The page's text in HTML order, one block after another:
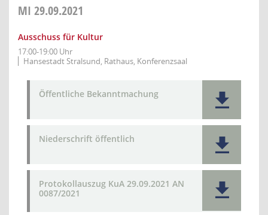
MI 29.09.2021
Ausschuss für Kultur
17:00-19:00 Uhr
Hansestadt Stralsund, Rathaus, Konferenzsaal
Öffentliche Bekanntmachung
Niederschrift öffentlich
Protokollauszug KuA 29.09.2021 AN
0087/2021